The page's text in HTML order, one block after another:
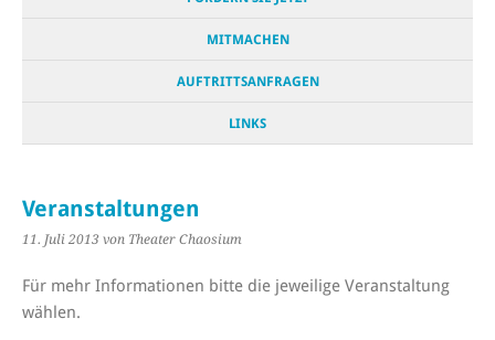
MITMACHEN
AUFTRITTSANFRAGEN
LINKS
Veranstaltungen
11. Juli 2013 von Theater Chaosium
Für mehr Informationen bitte die jeweilige Veranstaltung
wählen.